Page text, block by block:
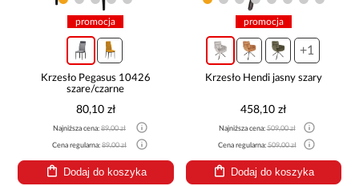
promocja
Krzesło Pegasus 10426
szare/czarne
80,10 zł
Najniższa cena: 89,00 zł
Cena regularna: 89,00 zł
Dodaj do koszyka
promocja
+1
Krzesło Hendi jasny szary
458,10 zł
Najniższa cena:509,00 zł
Cena regularna:509,00 zł
Dodaj do koszyka